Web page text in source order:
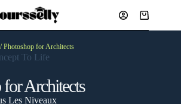
Photoshop for Architects
Architects
Les Niveaux